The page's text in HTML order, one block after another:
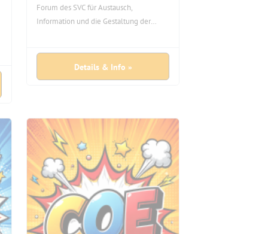
Forum des SVC für Austausch,
Information und die Gestaltung der
eingeladen, die Zukunft des Verbandes
aktiv mitzugestalten. 09:00 – 12:00 Uhr
Die Abstimmungen im Rahmen des
Chorverbandstages finden digital über
das Online-Tool www.digitalwahl.org
statt. Alle Informationen hierzu erhalten
Sie mit den Sitzungsunterlagen. Für die
digitale Abstimmung benötigt jede:r
Delegierte ein eigenes digitales
Endgerät mit Internetzugang (z.B.
Smartphone, Tablet).
Details & Info »